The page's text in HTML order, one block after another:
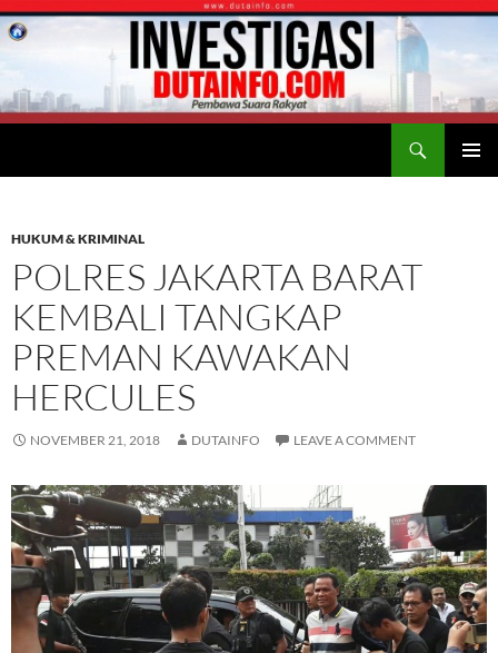
HUKUM & KRIMINAL
POLRES JAKARTA BARAT
KEMBALI TANGKAP
PREMAN KAWAKAN
HERCULES
NOVEMBER 21, 2018 DUTAINFO LEAVE A COMMENT